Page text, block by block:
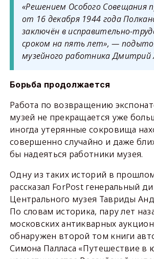
«Решением Особого Совещания
от 16 декабря 1944 года
заключён в исправительно-
сроком на пять лет», —
музейного работника Дмитрий
Борьба продолжается
Работа по возвращению
музей не прекращается уже
иногда утерянные сокровища
совершенно случайно и даже
бы надеяться работники музея.
Одну из таких историй в
рассказал ForPost генеральный
Центрального музея Тавриды
По словам историка, пару лет
московских антикварных
обнаружен второй том книги
Симона Палласа «Путешествие в